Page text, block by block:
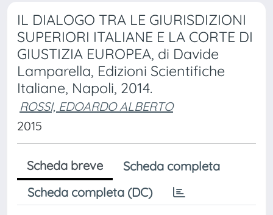
IL DIALOGO TRA LE GIURISDIZIONI
SUPERIORI ITALIANE E LA CORTE DI
GIUSTIZIA EUROPEA, di Davide
Lamparella, Edizioni Scientifiche
Italiane, Napoli, 2014.
ROSSI, EDOARDO ALBERTO
2015
Scheda breve
Scheda completa
Scheda completa (DC)